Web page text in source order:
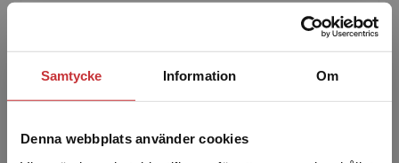
Samtycke Information Om
Denna webbplats använder cookies
Neurodevelopmental Disorders at Karolinska
Institutet. Anna har ett förflu...